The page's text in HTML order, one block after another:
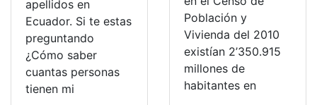
apellidos en
Ecuador. Si te estas
preguntando
¿Cómo saber
cuantas personas
tienen mi
Población y
Vivienda del 2010
existían 2’350.915
millones de
habitantes en